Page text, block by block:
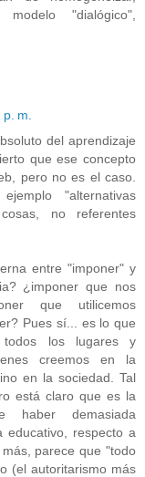
"dialógico",
m.
del aprendizaje
que ese concepto
pero no es el caso.
"alternativas
no referentes
entre "imponer" y
¿imponer que nos
que utilicemos
Pues sí... es lo que
los lugares y
creemos en la
en la sociedad. Tal
está claro que es la
haber demasiada
educativo, respecto a
parece que "todo
(el autoritarismo más